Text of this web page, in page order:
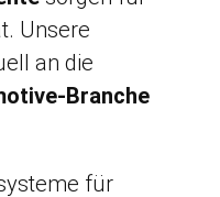
Unsere
an die
Branche
für